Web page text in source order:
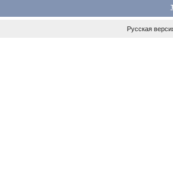
Русская